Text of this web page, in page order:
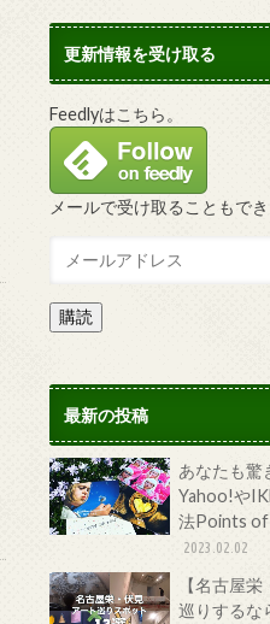
更新情報を受け取る
Feedlyはこちら。
メールで受け取ることもでき
購読
最新の投稿
あなたも驚
Yahoo!や
法Points of
2023.02.02
【名古屋
巡りするな